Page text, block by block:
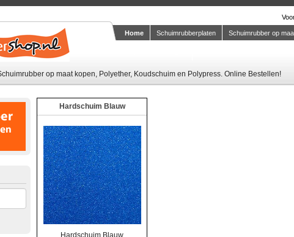
op maat kopen, Polyether, Koudschuim en Polypress. Online Bestellen!
Home Schuimrubberplaten Schuimrubber op
Hardschuim Blauw
Hardschuim Blauw